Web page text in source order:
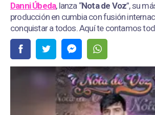
Danni Úbeda, lanza “Nota de Voz”, su
producción en cumbia con fusión
conquistar a todos. Aquí te contamos